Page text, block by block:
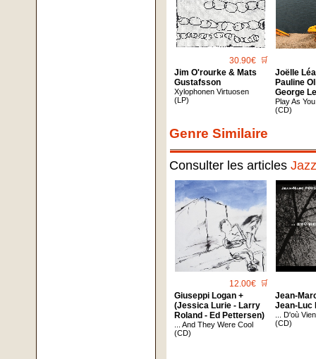
30.90€ 🛒
Jim O'rourke & Mats
Gustafsson
Xylophonen Virtuosen
(LP)
Joëlle
Pauline
George
Play As
(CD)
Genre Similaire
Consulter les articles
12.00€ 🛒
Giuseppi Logan +
(Jessica Lurie - Larry
Roland - Ed Pettersen)
... And They Were Cool
(CD)
Jean-
Jean-Luc
... D'où
(CD)